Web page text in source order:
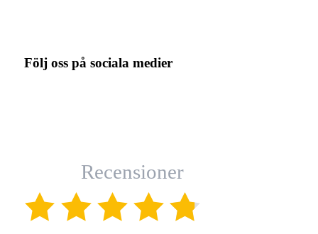
Följ oss på sociala medier
Recensioner